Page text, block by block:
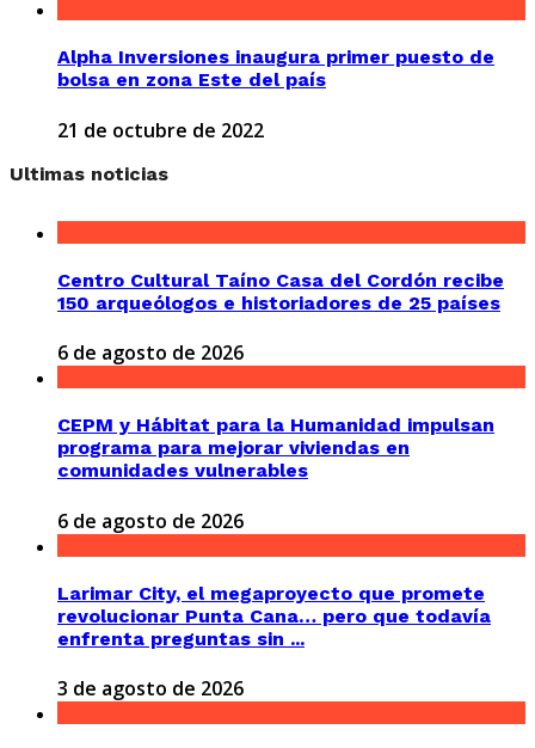
Alpha Inversiones inaugura primer puesto de
bolsa en zona Este del país
21 de octubre de 2022
Ultimas noticias
Centro Cultural Taíno Casa del Cordón recibe
150 arqueólogos e historiadores de 25 países
6 de agosto de 2026
CEPM y Hábitat para la Humanidad impulsan
programa para mejorar viviendas en
comunidades vulnerables
6 de agosto de 2026
Larimar City, el megaproyecto que promete
revolucionar Punta Cana… pero que todavía
enfrenta preguntas sin ...
3 de agosto de 2026